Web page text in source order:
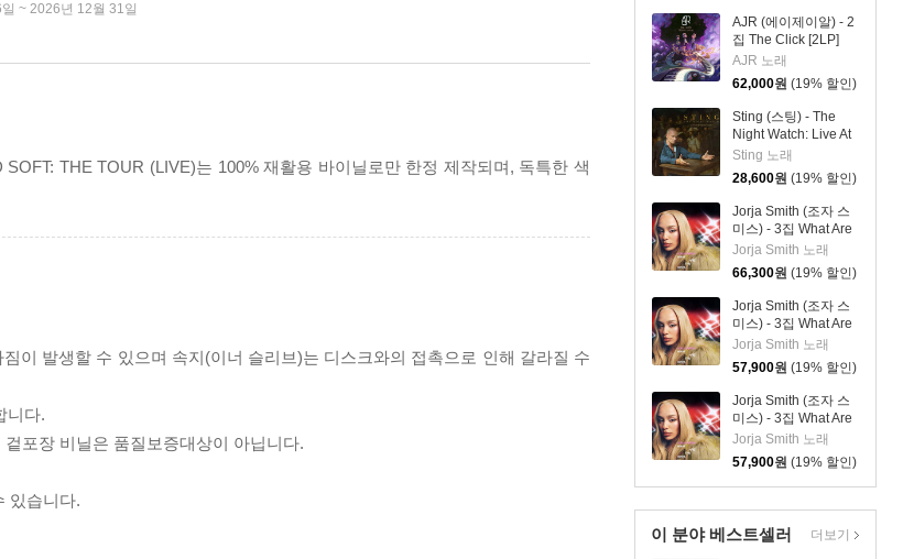
AJR (에이제이알) - 2
집 The Click [2LP]
AJR 노래
62,000원 (19% 할인)
Sting (스팅) - The
Night Watch: Live At
The Rijksmuseum
Sting 노래
28,600원 (19% 할인)
Jorja Smith (조자 스
미스) - 3집 What Are
The Odds [스플래터
컬러 LP]
Jorja Smith 노래
66,300원 (19% 할인)
Jorja Smith (조자 스
미스) - 3집 What Are
The Odds [심플 오렌
지 컬러 LP]
Jorja Smith 노래
57,900원 (19% 할인)
Jorja Smith (조자 스
미스) - 3집 What Are
The Odds [심플 바이
올렛 컬러 LP]
Jorja Smith 노래
57,900원 (19% 할인)
이 분야 베스트셀러 더보기
~ 2026년 12월 31일
THE TOUR (LIVE)는 100% 재활용 바이닐로만 한정 제작되며, 독특한 색
이 발생할 수 있으며 속지(이너 슬리브)는 디스크와의 접촉으로 인해 갈라질 수
니다.
포장 비닐은 품질보증대상이 아닙니다.
있습니다.